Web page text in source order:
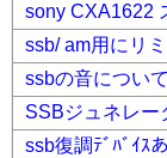
sony CXA1622
ssb/ am用にリ
ssbの音について
SSBジュネレー
ssb復調ﾃﾞﾊﾞｲｽ